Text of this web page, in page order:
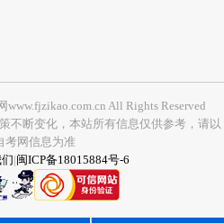
All Rights Reserved
不断变化，本站所有信息仅供参考，请以
考网信息为准
|闽ICP备18015884号-6